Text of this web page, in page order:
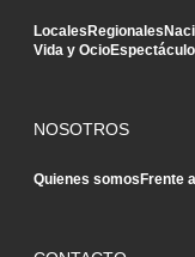
LocalesRegionales
Vida y Ocio
NOSOTROS
Quienes somosFrente